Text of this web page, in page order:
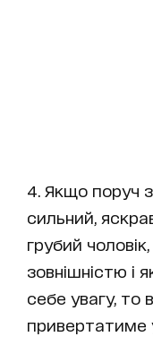
4. Якщо поруч
сильний,
грубий
зовнішністю і
себе увагу, то
привертатиме